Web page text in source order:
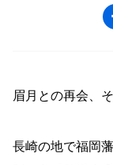
眉月との再会、
長崎の地で福岡